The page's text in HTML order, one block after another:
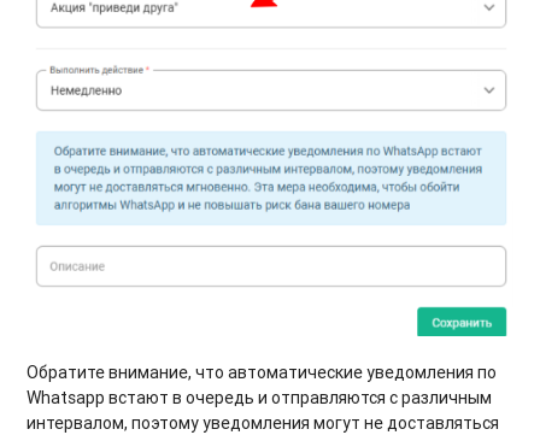
Обратите внимание, что автоматические уведомления по
Whatsapp встают в очередь и отправляются с различным
интервалом, поэтому уведомления могут не доставляться